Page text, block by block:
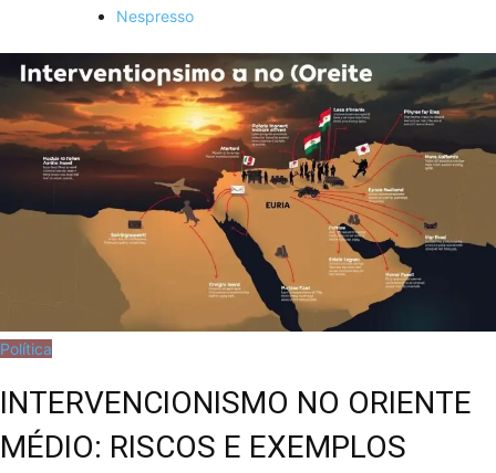
Nespresso
Política
INTERVENCIONISMO NO ORIENTE
MÉDIO: RISCOS E EXEMPLOS